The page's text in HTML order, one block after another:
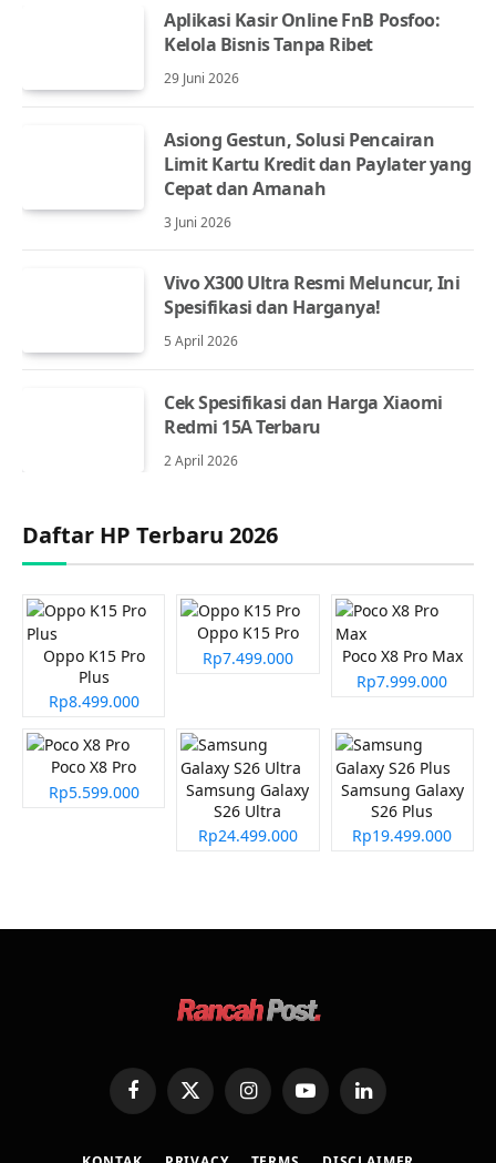
Aplikasi Kasir Online FnB Posfoo:
Kelola Bisnis Tanpa Ribet
29 Juni 2026
Asiong Gestun, Solusi Pencairan
Limit Kartu Kredit dan Paylater yang
Cepat dan Amanah
3 Juni 2026
Vivo X300 Ultra Resmi Meluncur, Ini
Spesifikasi dan Harganya!
5 April 2026
Cek Spesifikasi dan Harga Xiaomi
Redmi 15A Terbaru
2 April 2026
Daftar HP Terbaru 2026
Oppo K15 Pro
Plus
Rp8.499.000
Oppo K15 Pro
Rp7.499.000
Poco X8 Pro Max
Rp7.999.000
Poco X8 Pro
Rp5.599.000
Samsung Galaxy
S26 Ultra
Rp24.499.000
Samsung Galaxy
S26 Plus
Rp19.499.000
FacebookX
(Twitter)
InstagramYouTubeLinkedIn